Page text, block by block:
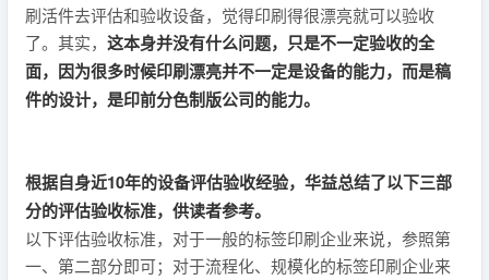
刷活件去评估和验收设备，觉得印刷得很漂亮就可以验收
了。其实， 这本身并没有什么问题，只是不一定验收的全
面，因为很多时候印刷漂亮并不一定是设备的能力，而是稿
件的设计，是印前分色制版公司的能力。
根据自身近10年的设备评估验收经验，华益总结了以下三部
分的评估验收标准，供读者参考。
以下评估验收标准，对于一般的标签印刷企业来说，参照第
一、第二部分即可；对于流程化、规模化的标签印刷企业来